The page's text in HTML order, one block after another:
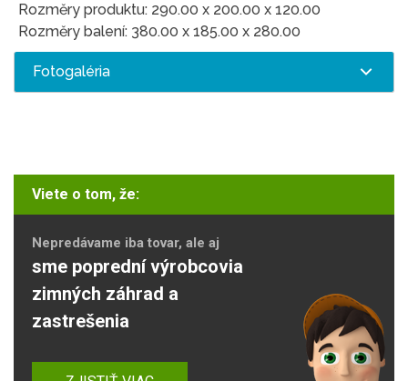
Rozměry produktu: 290.00 x 200.00 x 120.00
Rozměry balení: 380.00 x 185.00 x 280.00
Fotogaléria
Viete o tom, že:
Nepredávame iba tovar, ale aj
sme poprední výrobcovia
zimných záhrad a
zastrešenia